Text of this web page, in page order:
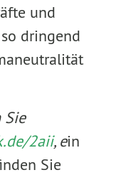
und
dringend
Sie
2aii, ein
Sie